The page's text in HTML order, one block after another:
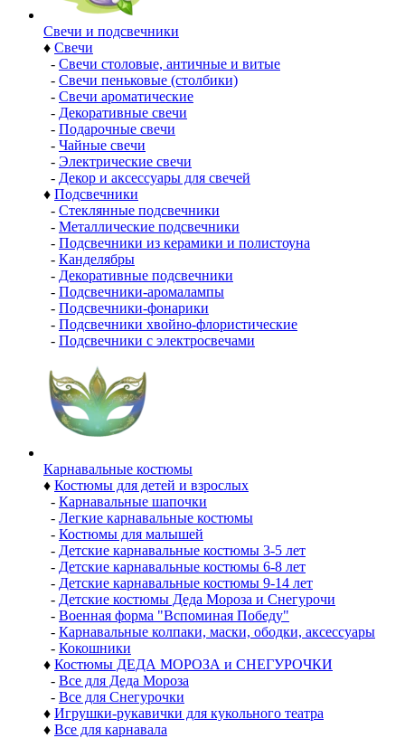
Свечи и подсвечники
♦ Свечи
- Свечи столовые, античные и витые
- Свечи пеньковые (столбики)
- Свечи ароматические
- Декоративные свечи
- Подарочные свечи
- Чайные свечи
- Электрические свечи
- Декор и аксессуары для свечей
♦ Подсвечники
- Стеклянные подсвечники
- Металлические подсвечники
- Подсвечники из керамики и полистоуна
- Канделябры
- Декоративные подсвечники
- Подсвечники-аромалампы
- Подсвечники-фонарики
- Подсвечники хвойно-флористические
- Подсвечники с электросвечами
Карнавальные костюмы
♦ Костюмы для детей и взрослых
- Карнавальные шапочки
- Легкие карнавальные костюмы
- Костюмы для малышей
- Детские карнавальные костюмы 3-5 лет
- Детские карнавальные костюмы 6-8 лет
- Детские карнавальные костюмы 9-14 лет
- Детские костюмы Деда Мороза и Снегурочи
- Военная форма "Вспоминая Победу"
- Карнавальные колпаки, маски, ободки, аксессуары
- Кокошники
♦ Костюмы ДЕДА МОРОЗА и СНЕГУРОЧКИ
- Все для Деда Мороза
- Все для Снегурочки
♦ Игрушки-рукавички для кукольного театра
♦ Все для карнавала